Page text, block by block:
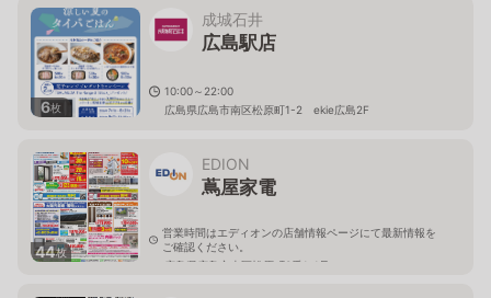
6枚
成城石井
広島駅店
10:00～22:00
広島県広島市南区松原町1-2 ekie広島2F
44枚
EDION
蔦屋家電
営業時間はエディオンの店舗情報ページにて最新情報を
ご確認ください。
広島県広島市南区松原町3番1-1号